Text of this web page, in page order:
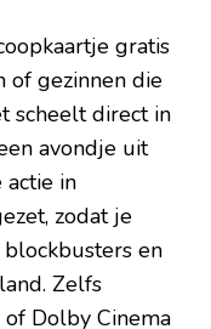
gratis
of gezinnen die
scheelt direct in
avondje uit
actie in
zodat je
en
Zelfs
Dolby Cinema